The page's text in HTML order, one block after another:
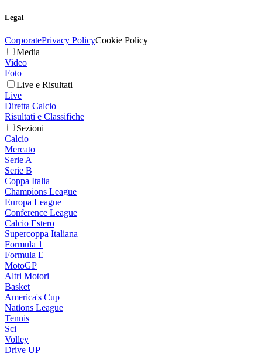
Legal
CorporatePrivacy PolicyCookie Policy
Media
Video
Foto
Live e Risultati
Live
Diretta Calcio
Risultati e Classifiche
Sezioni
Calcio
Mercato
Serie A
Serie B
Coppa Italia
Champions League
Europa League
Conference League
Calcio Estero
Supercoppa Italiana
Formula 1
Formula E
MotoGP
Altri Motori
Basket
America's Cup
Nations League
Tennis
Sci
Volley
Drive UP